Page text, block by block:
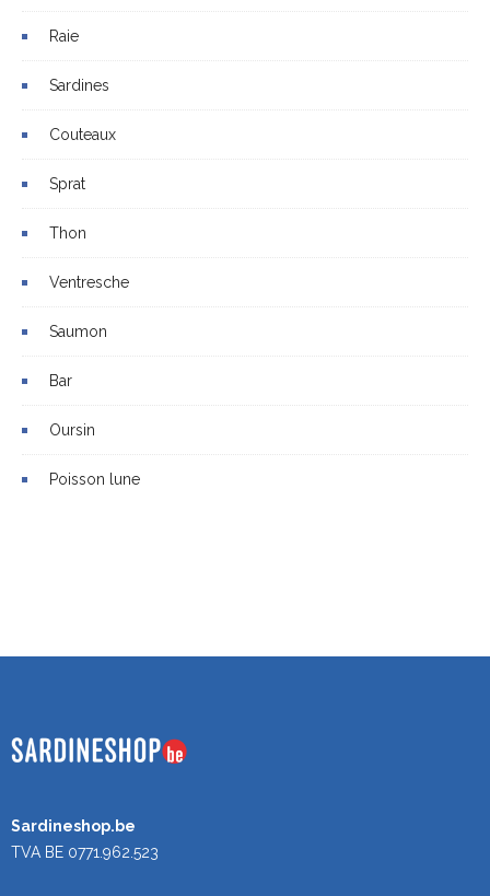
Raie
Sardines
Couteaux
Sprat
Thon
Ventresche
Saumon
Bar
Oursin
Poisson lune
Sardineshop.be
TVA BE 0771.962.523